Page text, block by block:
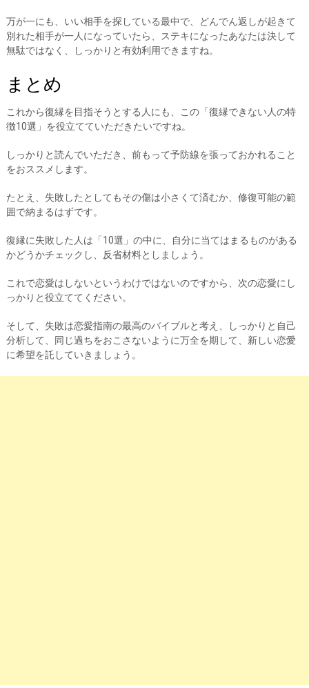
万が一にも、いい相手を探している最中で、どんでん返しが起きて
別れた相手が一人になっていたら、ステキになったあなたは決して
無駄ではなく、しっかりと有効利用できますね。
まとめ
これから復縁を目指そうとする人にも、この「復縁できない人の特
徴10選」を役立てていただきたいですね。
しっかりと読んでいただき、前もって予防線を張っておかれること
をおススメします。
たとえ、失敗したとしてもその傷は小さくて済むか、修復可能の範
囲で納まるはずです。
復縁に失敗した人は「10選」の中に、自分に当てはまるものがある
かどうかチェックし、反省材料としましょう。
これで恋愛はしないというわけではないのですから、次の恋愛にし
っかりと役立ててください。
そして、失敗は恋愛指南の最高のバイブルと考え、しっかりと自己
分析して、同じ過ちをおこさないように万全を期して、新しい恋愛
に希望を託していきましょう。